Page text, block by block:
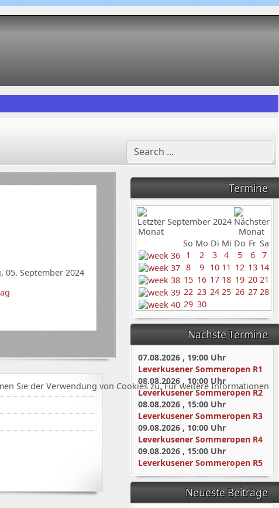
Termine
September 2024
So Mo Di Mi Do Fr Sa
1
2 3 4 5 6
7
8
9 10 11 12 13 14
15 16 17 18 19 20 21
22 23 24 25 26 27 28
29 30
Nächste Termine
07.08.2026, 19:00Uhr
Leverkusener Sommeropen R1
08.08.2026, 10:00Uhr
Leverkusener Sommeropen R2
08.08.2026, 15:00Uhr
Leverkusener Sommeropen R3
09.08.2026, 10:00Uhr
Leverkusener Sommeropen R4
09.08.2026, 15:00Uhr
Leverkusener Sommeropen R5
Neueste Beiträge
05. September 2024
Sie der Verwendung von Cookies zu. Für weitere Informationen